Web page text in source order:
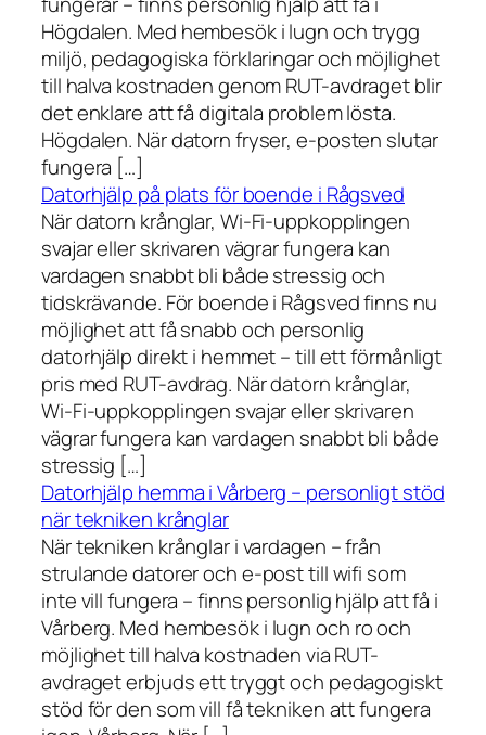
Högdalen. Med hembesök i lugn och trygg
miljö, pedagogiska förklaringar och möjlighet
till halva kostnaden genom RUT-avdraget blir
det enklare att få digitala problem lösta.
Högdalen. När datorn fryser, e-posten slutar
fungera […]
Datorhjälp på plats för boende i Rågsved
När datorn krånglar, Wi-Fi-uppkopplingen
svajar eller skrivaren vägrar fungera kan
vardagen snabbt bli både stressig och
tidskrävande. För boende i Rågsved finns nu
möjlighet att få snabb och personlig
datorhjälp direkt i hemmet – till ett förmånligt
pris med RUT-avdrag. När datorn krånglar,
Wi-Fi-uppkopplingen svajar eller skrivaren
vägrar fungera kan vardagen snabbt bli både
stressig […]
Datorhjälp hemma i Vårberg – personligt stöd
när tekniken krånglar
När tekniken krånglar i vardagen – från
strulande datorer och e-post till wifi som
inte vill fungera – finns personlig hjälp att få i
Vårberg. Med hembesök i lugn och ro och
möjlighet till halva kostnaden via RUT-
avdraget erbjuds ett tryggt och pedagogiskt
stöd för den som vill få tekniken att fungera